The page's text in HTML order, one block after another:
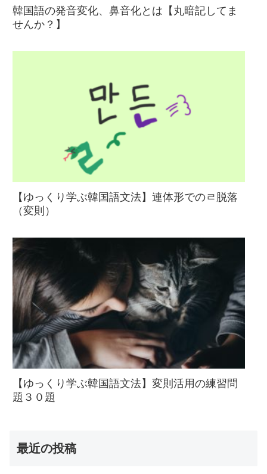
韓国語の発音変化、鼻音化とは【丸暗記してま
せんか？】
【ゆっくり学ぶ韓国語文法】連体形でのㄹ脱落
（変則）
【ゆっくり学ぶ韓国語文法】変則活用の練習問
題３０題
最近の投稿